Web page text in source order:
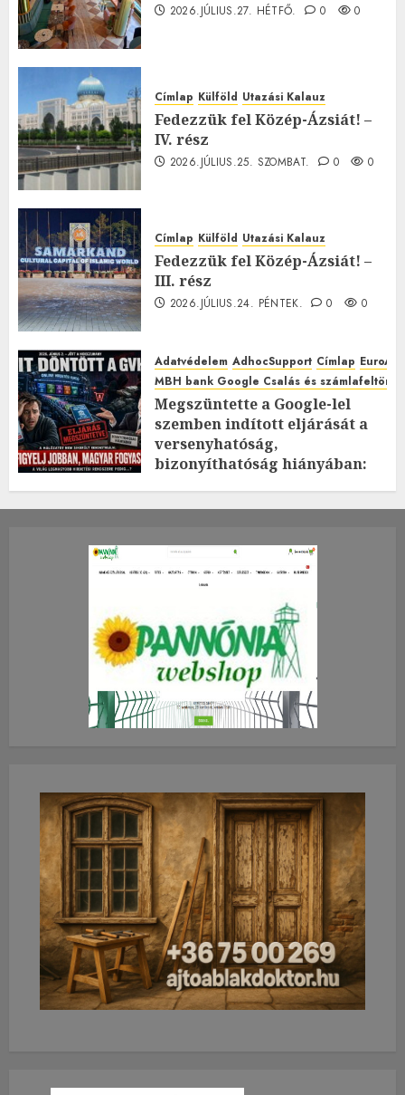
2026.JÚLIUS.27. HÉTFŐ. 0 0
Címlap Külföld Utazási Kalauz
Fedezzük fel Közép-Ázsiát! –
IV. rész
2026.JÚLIUS.25. SZOMBAT. 0 0
Címlap Külföld Utazási Kalauz
Fedezzük fel Közép-Ázsiát! –
III. rész
2026.JÚLIUS.24. PÉNTEK. 0 0
Adatvédelem AdhocSupport Címlap
MBH bank Google Csalás és
Megszüntette a Google-lel
szemben indított eljárását a
versenyhatóság,
bizonyíthatóság hiányában:
2026.JÚLIUS.23. CSÜTÖRTÖK.
0